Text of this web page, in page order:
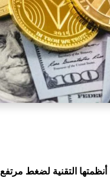
أنظمتها التقنية لضغط مرتفع